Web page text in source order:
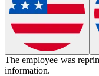
The employee was
information.